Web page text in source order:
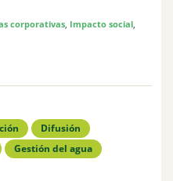
corporativas, Impacto social,
Difusión
Gestión del agua